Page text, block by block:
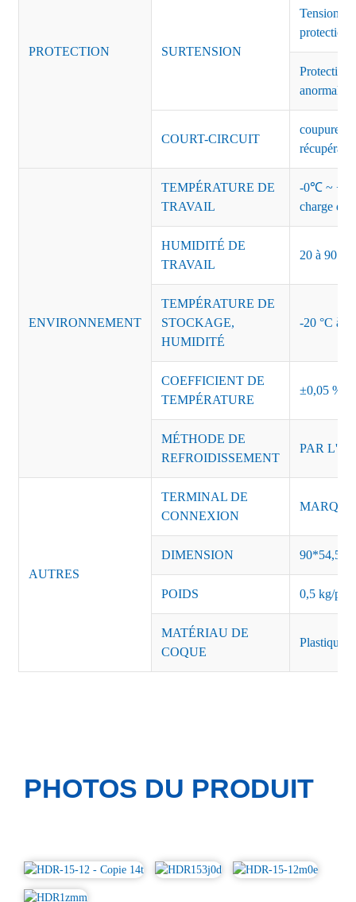
PROTECTION SURTENSION
Tension
protection
Protection
anormales
COURT-CIRCUIT
coupure
ENVIRONNEMENT
TEMPÉRATURE DE
TRAVAIL
-0℃ ~
charge de
HUMIDITÉ DE
TRAVAIL
20 à 90 %
TEMPÉRATURE DE
STOCKAGE,
HUMIDITÉ
-20 °C à
COEFFICIENT DE
TEMPÉRATURE
±0,05 %/
MÉTHODE DE
REFROIDISSEMENT
PAR
AUTRES
TERMINAL DE
CONNEXION
DIMENSION
POIDS 0,5 kg/
MATÉRIAU DE
COQUE
Plastique
PHOTOS DU PRODUIT